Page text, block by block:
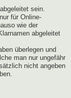
sein.
für Online-
wie der
abgeleitet
überlegen und
man nur ungefähr
nicht angeben